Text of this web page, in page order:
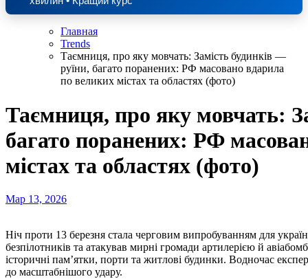
Главная
Trends
Таємниця, про яку мовчать: Замість будинків —
руїни, багато поранених: РФ масовано вдарила
по великих містах та областях (фото)
Таємниця, про яку мовчать:
багато поранених: РФ
містах та областях (фото)
Мар 13, 2026
Ніч проти 13 березня стала черговим випробуванням для українців. Російська армія випустили майже сотню
безпілотників та атакував мирні громади артилерією й
історичні пам’ятки, порти та житлові будинки. Водночас
до масштабнішого удару.